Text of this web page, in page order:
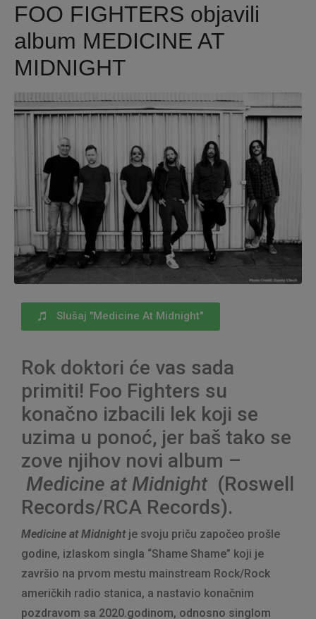
FOO FIGHTERS objavili
album MEDICINE AT
MIDNIGHT
Slušaj "Medicine At Midnight"
Rok doktori će vas sada
primiti! Foo Fighters su
konačno izbacili lek koji se
uzima u ponoć, jer baš tako se
zove njihov novi album –
Medicine at Midnight (Roswell
Records/RCA Records).
Medicine at Midnight je svoju priču započeo prošle
godine, izlaskom singla “Shame Shame” koji je
završio na prvom mestu mainstream Rock/Rock
američkih radio stanica, a nastavio konačnim
pozdravom sa 2020.godinom, odnosno singlom